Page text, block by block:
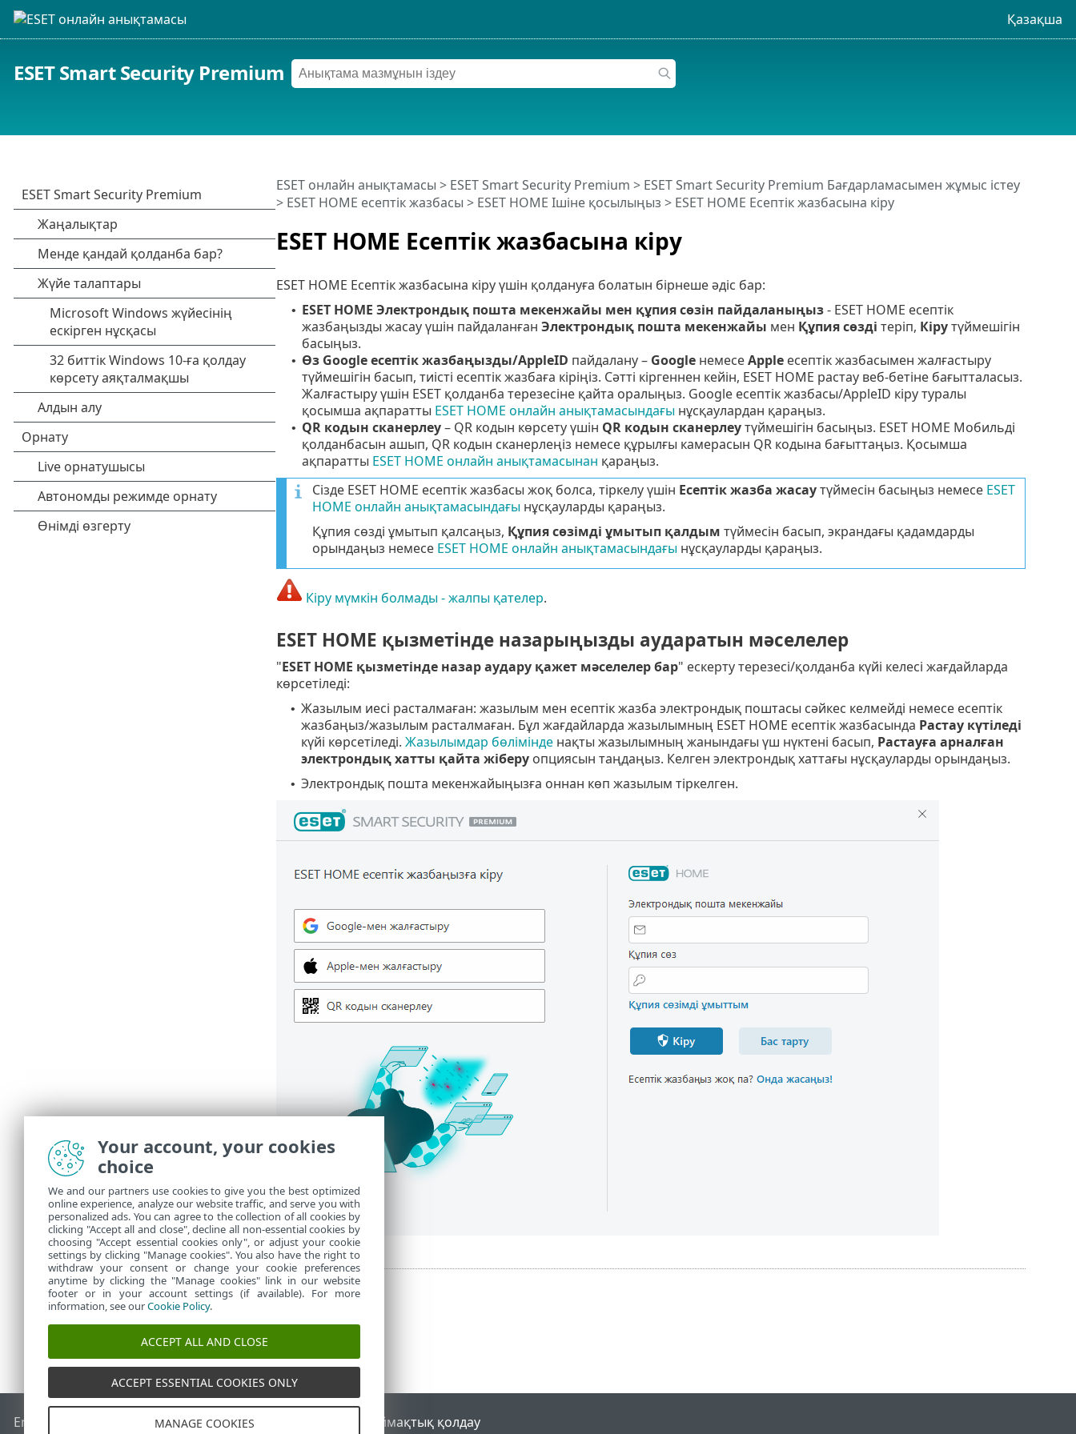
Қазақша
ESET Smart Security Premium
ESET HOME Есептік жазбасына кіру
ESET онлайн анықтамасы > ESET Smart Security Premium > ESET Smart Security Premium Бағдарламасымен жұмыс істеу
> ESET HOME есептік жазбасы > ESET HOME Ішіне қосылыңыз > ESET HOME Есептік жазбасына кіру
ESET HOME Есептік жазбасына кіру үшін қолдануға болатын бірнеше әдіс бар:
• ESET HOME Электрондық пошта мекенжайы мен құпия сөзін пайдаланыңыз- ESET HOME есептік
жазбаңызды жасау үшін пайдаланған Электрондық пошта мекенжайы мен Құпия сөзді теріп, Кірутүймешігін
басыңыз.
• Өз Googleесептік жазбаңызды/AppleID пайдалану – GoogleнемесеAppleесептік жазбасымен жалғастыру
түймешігін басып, тиісті есептік жазбаға кіріңіз. Сәтті кіргеннен кейін, ESET HOME растау веб-бетіне бағытталасыз.
Жалғастыру үшін ESET қолданба терезесіне қайта оралыңыз. Googleесептік жазбасы/AppleID кіру туралы
қосымша ақпаратты ESET HOME онлайн анықтамасындағынұсқаулардан қараңыз.
• QR кодын сканерлеу– QR кодын көрсету үшін QR кодын сканерлеутүймешігін басыңыз. ESET HOME Мобильді
қолданбасын ашып, QR кодын сканерлеңіз немесе құрылғы камерасын QR кодына бағыттаңыз. Қосымша
ақпаратты ESET HOME онлайн анықтамасынан қараңыз.
Сізде ESET HOME есептік жазбасы жоқ болса, тіркелу үшін Есептік жазба жасаутүймесін басыңыз немесе ESET
HOME онлайн анықтамасындағынұсқауларды қараңыз.
Құпия сөзді ұмытып қалсаңыз, Құпия сөзімді ұмытып қалдым түймесін басып, экрандағы қадамдарды
орындаңыз немесе ESET HOME онлайн анықтамасындағынұсқауларды қараңыз.
Кіру мүмкін болмады - жалпы қателер.
ESET HOME қызметінде назарыңызды аударатын мәселелер
"ESET HOME қызметінде назар аудару қажет мәселелер бар" ескерту терезесі/қолданба күйі келесі жағдайларда
көрсетіледі:
• Жазылым иесі расталмаған: жазылым мен есептік жазба электрондық поштасы сәйкес келмейді немесе есептік
жазбаңыз/жазылым расталмаған. Бұл жағдайларда жазылымның ESET HOME есептік жазбасында Растау күтіледі
күйі көрсетіледі. Жазылымдар бөлімінденақты жазылымның жанындағы үш нүктені басып, Растауға арналған
электрондық хатты қайта жіберуопциясын таңдаңыз. Келген электрондық хаттағы нұсқауларды орындаңыз.
• Электрондық пошта мекенжайыңызға оннан көп жазылым тіркелген.
End of Life ESET білім қорыESET форумы Аймақтық қолдау
Your account, your cookies
choice
We and our partners use cookies to give you the best optimized
online experience, analyze our website traffic, and serve you with
personalized ads. You can agree to the collection of all cookies by
clicking "Accept all and close", decline all non-essential cookies by
choosing "Accept essential cookies only", or adjust your cookie
settings by clicking "Manage cookies". You also have the right to
withdraw your consent or change your cookie preferences
anytime by clicking the "Manage cookies" link in our website
footer or in your account settings (if available). For more
information, see ourCookie Policy.
ACCEPT ALL AND CLOSE
ACCEPT ESSENTIAL COOKIES ONLY
MANAGE COOKIES